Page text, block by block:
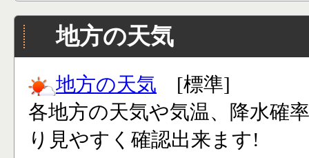
地方の天気
地方の天気 [標準]
各地方の天気や気温、降水確
り見やすく確認出来ます!